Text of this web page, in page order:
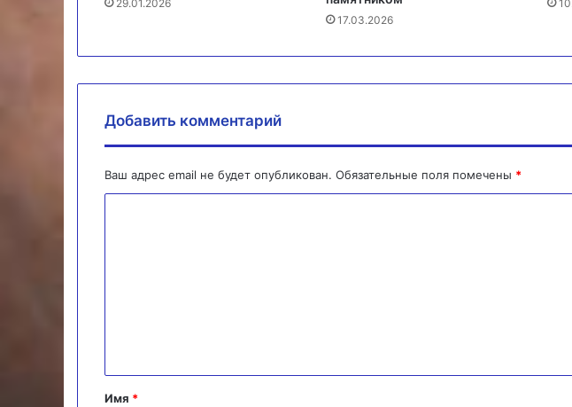
29.01.2026
17.03.2026
Добавить комментарий
Ваш адрес email не будет опубликован. Обязательные поля помечены *
а
Имя *